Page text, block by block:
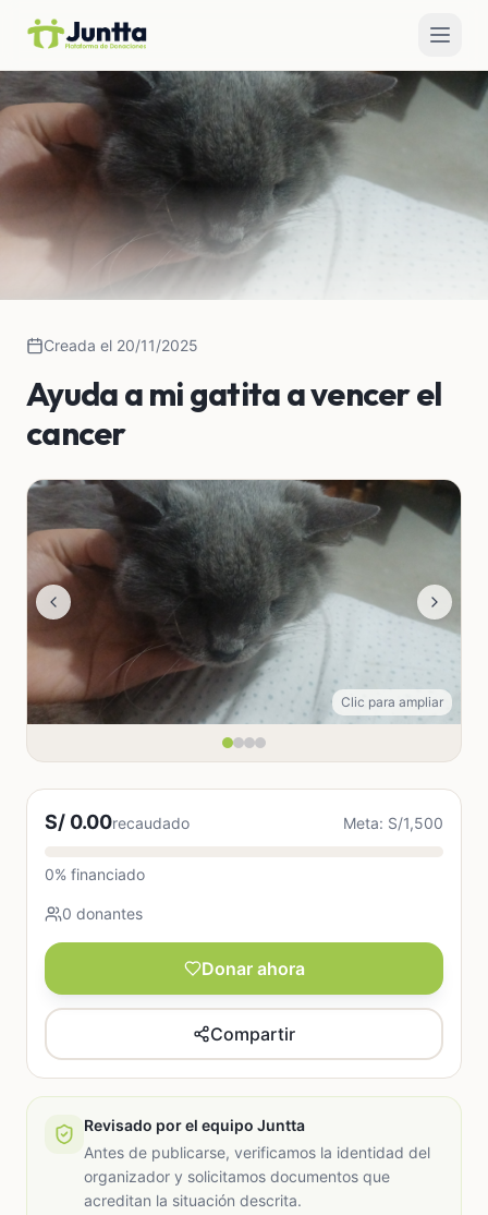
Creada el 20/11/2025
Ayuda a mi gatita a vencer el
cancer
Clic para ampliar
S/ 0.00recaudado Meta: S/1,500
0% financiado
0 donantes
Donar ahora
Compartir
Revisado por el equipo Juntta
Antes de publicarse, verificamos la identidad del
organizador y solicitamos documentos que
acreditan la situación descrita.